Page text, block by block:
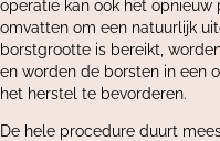
operatie kan ook het
omvatten om een ​​natuurlijk
borstgrootte is bereikt,
en worden de borsten in een
het herstel te bevorderen.
De hele procedure duurt